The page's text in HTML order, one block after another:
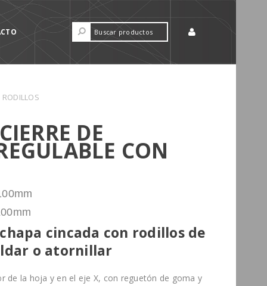
RODILLOS
DE
CON
cincada con rodillos de
o atornillar
de la hoja y en el eje X, con reguetón de goma y